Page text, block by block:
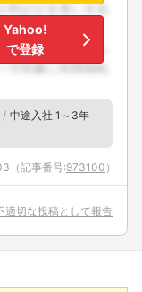
Yahoo!
で登録
中途入社 1～3年
（記事番号:973100 ）
適切な投稿として報告